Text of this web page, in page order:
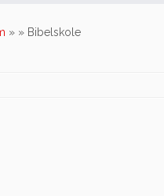
» » Bibelskole